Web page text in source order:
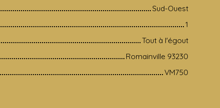
Sud-Ouest
1
Tout à l'égout
Romainville 93230
VM750